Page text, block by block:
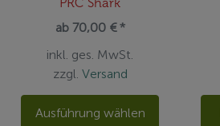
PRC Shark
ab 70,00 € *
inkl. ges. MwSt.
zzgl. Versand
Ausführung wählen